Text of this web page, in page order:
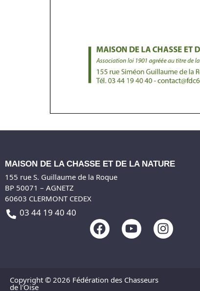
MAISON DE LA CHASSE ET DE LA NATURE
155 rue S. Guillaume de la Roque
BP 50071 – AGNETZ
60603 CLERMONT CEDEX
03 44 19 40 40
F
a
o
Y
o
b
I
n
Copyright © 2026 Fédération des Chasseurs
de l'Oise